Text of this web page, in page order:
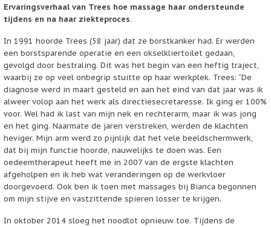
Ervaringsverhaal van Trees hoe massage haar ondersteunde
tijdens en na haar ziekteproces.
In 1991 hoorde Trees (58 jaar) dat ze borstkanker had. Er werden
een borstsparende operatie en een okselkliertoilet gedaan,
gevolgd door bestraling. Dit was het begin van een heftig traject,
waarbij ze op veel onbegrip stuitte op haar werkplek. Trees: “De
diagnose werd in maart gesteld en aan het eind van dat jaar was ik
alweer volop aan het werk als directiesecretaresse. Ik ging er 100%
voor. Wel had ik last van mijn nek en rechterarm, maar ik was jong
en het ging. Naarmate de jaren verstreken, werden de klachten
heviger. Mijn arm werd zo pijnlijk dat het vele beeldschermwerk,
dat bij mijn functie hoorde, nauwelijks te doen was. Een
oedeemtherapeut heeft me in 2007 van de ergste klachten
afgeholpen en ik heb wat veranderingen op de werkvloer
doorgevoerd. Ook ben ik toen met massages bij Bianca begonnen
om mijn stijve en vastzittende spieren losser te krijgen.
In oktober 2014 sloeg het noodlot opnieuw toe. Tijdens de